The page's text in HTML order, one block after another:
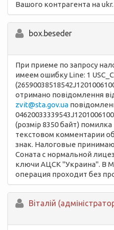
Вашого контрагента на
box.beseder
При приеме по запросу
имеем ошибку Line: 1
отримано повідомлення
zvit@sta.gov.ua
(розмір 8350 байт) помилка
текстовом комментарии
знак. Налоговые
Соната с нормальной
ключи АЦСК "Украина". В
операция проходит без
Вiталій